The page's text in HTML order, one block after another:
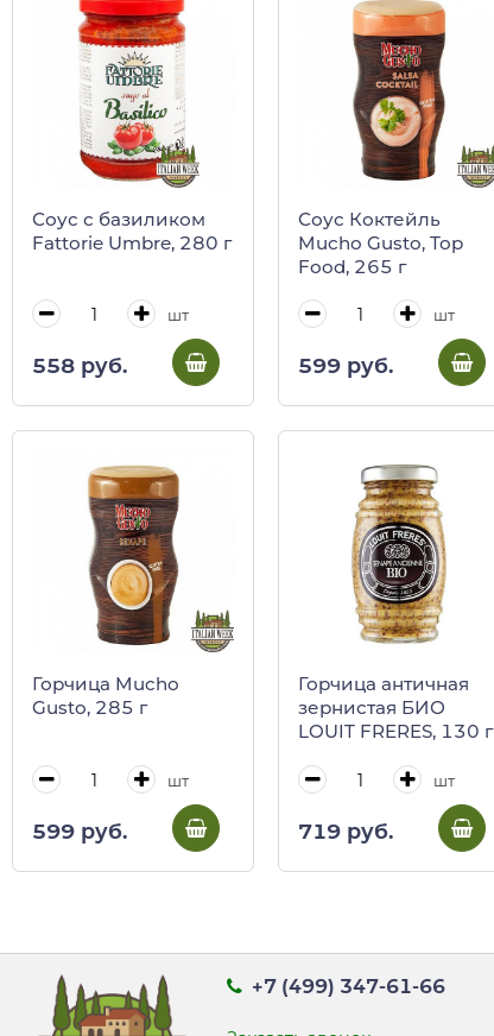
Соус с базиликом
Fattorie Umbre, 280 г
шт
558 руб.
Соус Коктейль
Mucho Gusto, Top
Food, 265 г
шт
599 руб.
Горчица Mucho
Gusto, 285 г
шт
599 руб.
Горчица античная
зернистая БИО
LOUIT FRERES, 130 г
шт
719 руб.
+7 (499) 347-61-66